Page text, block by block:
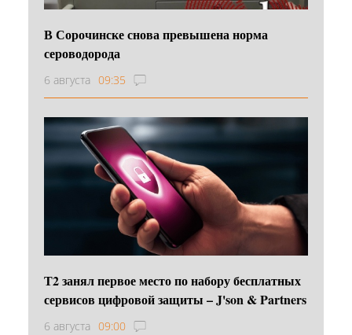
В Сорочинске снова превышена норма
сероводорода
6 августа 09:35
Т2 занял первое место по набору бесплатных
сервисов цифровой защиты – J'son & Partners
6 августа 09:00